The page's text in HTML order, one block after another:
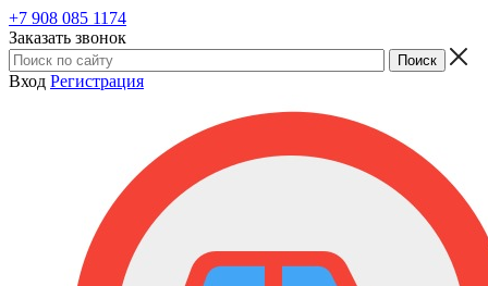
+7 908 085 1174
Заказать звонок
Вход Регистрация